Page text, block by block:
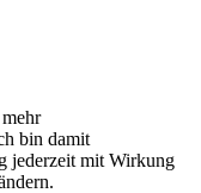
bin damit
jederzeit mit Wirkung